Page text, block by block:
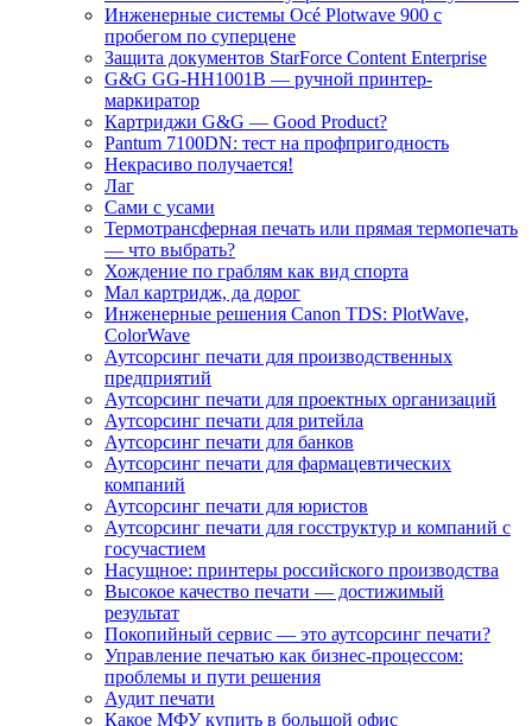
Инженерные системы Océ Plotwave 900 с
пробегом по суперцене
Защита документов StarForce Content Enterprise
G&G GG-HH1001B — ручной принтер-
маркиратор
Картриджи G&G — Good Product?
Pantum 7100DN: тест на профпригодность
Некрасиво получается!
Лаг
Сами с усами
Термотрансферная печать или прямая термопечать
— что выбрать?
Хождение по граблям как вид спорта
Мал картридж, да дорог
Инженерные решения Canon TDS: PlotWave,
ColorWave
Аутсорсинг печати для производственных
предприятий
Аутсорсинг печати для проектных организаций
Аутсорсинг печати для ритейла
Аутсорсинг печати для банков
Аутсорсинг печати для фармацевтических
компаний
Аутсорсинг печати для юристов
Аутсорсинг печати для госструктур и компаний с
госучастием
Насущное: принтеры российского производства
Высокое качество печати — достижимый
результат
Покопийный сервис — это аутсорсинг печати?
Управление печатью как бизнес-процессом:
проблемы и пути решения
Аудит печати
Какое МФУ купить в большой офис